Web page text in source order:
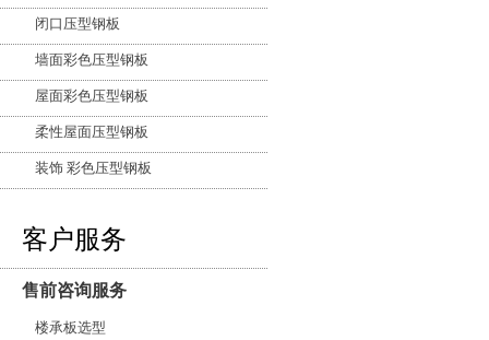
闭口压型钢板
墙面彩色压型钢板
屋面彩色压型钢板
柔性屋面压型钢板
装饰 彩色压型钢板
客户服务
售前咨询服务
楼承板选型